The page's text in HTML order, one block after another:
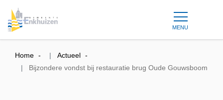
MENU
Home
Actueel
Bijzondere vondst bij restauratie brug Oude Gouwsboom